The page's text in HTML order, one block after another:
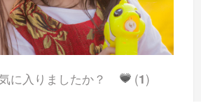
に入りましたか？ (1)